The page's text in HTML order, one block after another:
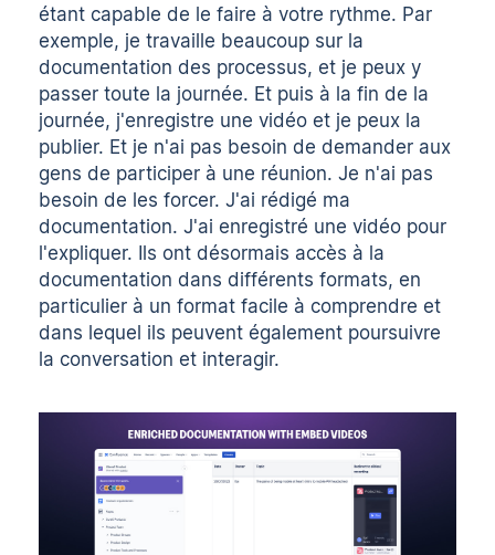
étant capable de le faire à votre rythme. Par
exemple, je travaille beaucoup sur la
documentation des processus, et je peux y
passer toute la journée. Et puis à la fin de la
journée, j'enregistre une vidéo et je peux la
publier. Et je n'ai pas besoin de demander aux
gens de participer à une réunion. Je n'ai pas
besoin de les forcer. J'ai rédigé ma
documentation. J'ai enregistré une vidéo pour
l'expliquer. Ils ont désormais accès à la
documentation dans différents formats, en
particulier à un format facile à comprendre et
dans lequel ils peuvent également poursuivre
la conversation et interagir.